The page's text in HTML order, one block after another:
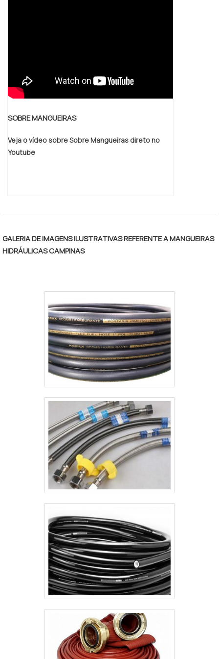
SOBRE MANGUEIRAS
Veja o vídeo sobre Sobre Mangueiras direto no
Youtube
GALERIA DE IMAGENS ILUSTRATIVAS REFERENTE A MANGUEIRAS
HIDRÁULICAS CAMPINAS